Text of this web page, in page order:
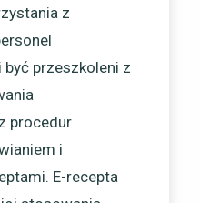
z
przeszkoleni z
procedur
i
E-recepta